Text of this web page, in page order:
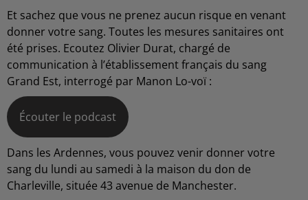
Et sachez que vous ne prenez aucun risque en venant
donner votre sang. Toutes les mesures sanitaires ont
été prises. Ecoutez Olivier Durat, chargé de
communication à l’établissement français du sang
Grand Est, interrogé par Manon Lo-voï :
Écouter le podcast
Dans les Ardennes, vous pouvez venir donner votre
sang du lundi au samedi à la maison du don de
Charleville, située 43 avenue de Manchester.